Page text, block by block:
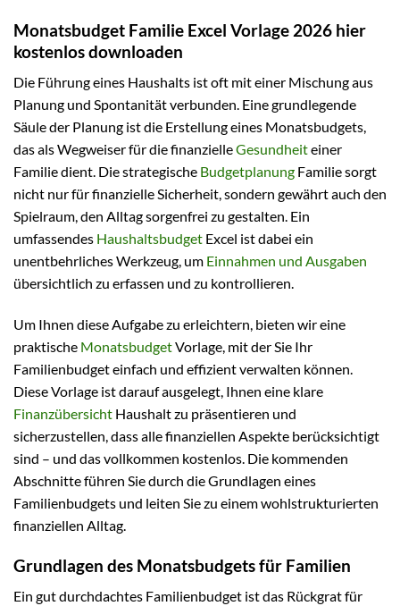
Monatsbudget Familie Excel Vorlage 2026 hier
kostenlos downloaden
Die Führung eines Haushalts ist oft mit einer Mischung aus
Planung und Spontanität verbunden. Eine grundlegende
Säule der Planung ist die Erstellung eines Monatsbudgets,
das als Wegweiser für die finanzielleGesundheiteiner
Familie dient. Die strategische Budgetplanung Familie sorgt
nicht nur für finanzielle Sicherheit, sondern gewährt auch den
Spielraum, den Alltag sorgenfrei zu gestalten. Ein
umfassendes Haushaltsbudget Excel ist dabei ein
unentbehrliches Werkzeug, um Einnahmen und Ausgaben
übersichtlich zu erfassen und zu kontrollieren.
Um Ihnen diese Aufgabe zu erleichtern, bieten wir eine
praktische MonatsbudgetVorlage, mit der Sie Ihr
Familienbudget einfach und effizient verwalten können.
Diese Vorlage ist darauf ausgelegt, Ihnen eine klare
Finanzübersicht Haushalt zu präsentieren und
sicherzustellen, dass alle finanziellen Aspekte berücksichtigt
sind – und das vollkommen kostenlos. Die kommenden
Abschnitte führen Sie durch die Grundlagen eines
Familienbudgets und leiten Sie zu einem wohlstrukturierten
finanziellen Alltag.
Grundlagen des Monatsbudgets für Familien
Ein gut durchdachtes Familienbudget ist das Rückgrat für